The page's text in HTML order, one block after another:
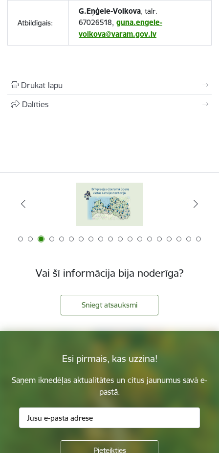
Atbildīgais:
G.Eņģele-Volkova, tālr.
67026518, guna.engele-
volkova@varam.gov.lv
Drukāt lapu
Dalīties
Vai šī informācija bija noderīga?
Sniegt atsauksmi
Esi pirmais, kas uzzina!
Saņem iknedēļas aktualitātes un citus jaunumus savā e-
pastā.